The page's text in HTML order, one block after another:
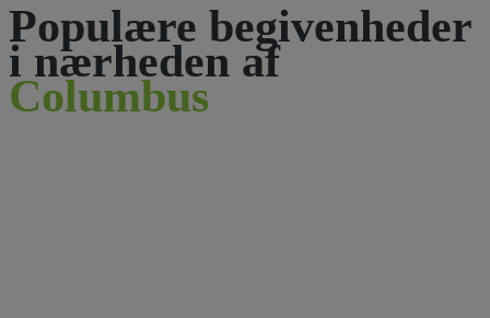
Populære begivenheder
i nærheden af
Columbus